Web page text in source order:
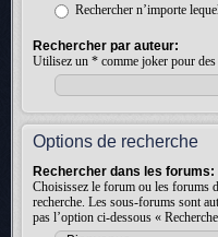
Rechercher n’importe
Rechercher par auteur:
Utilisez un * comme joker pour des
Options de recherche
Rechercher dans les forums:
Choisissez le forum ou les forums
recherche. Les sous-forums sont
pas l’option ci-dessous «